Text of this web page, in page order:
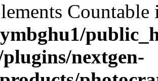
Countable
nextgen-